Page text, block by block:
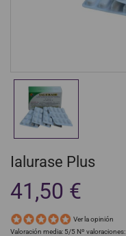
Ialurase Plus
41,50 €
Ver la opinión
Valoración media: 5/5 Nº valoraciones: